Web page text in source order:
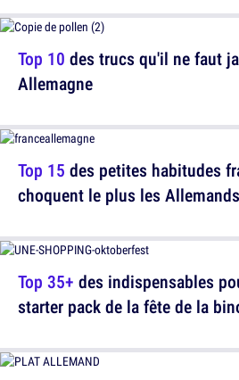
Top 10 des trucs qu'il ne faut
Allemagne
Top 35+ des indispensables
starter pack de la fête de la
Top 15 des petites habitudes
choquent le plus les Allemands